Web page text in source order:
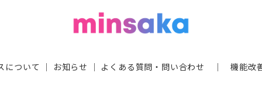
について ｜ お知らせ ｜ よくある質問・問い合わせ ｜機能改